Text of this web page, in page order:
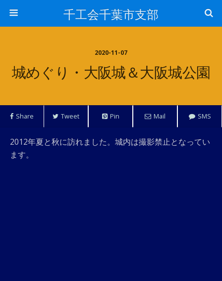
千工会千葉市支部
2020-11-07
城めぐり・大阪城＆大阪城公園
Share Tweet Pin Mail SMS
2012年夏と秋に訪れました。城内は撮影禁止となってい
ます。